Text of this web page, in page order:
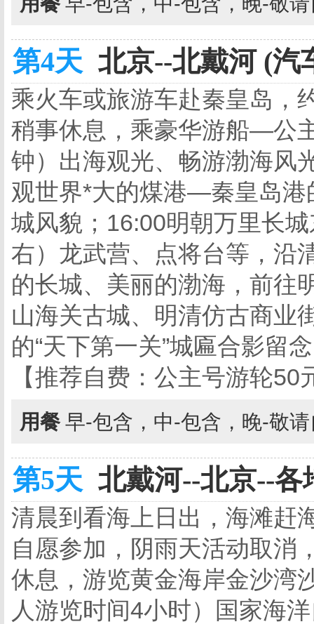
第4天 北京--北戴河 (汽
乘火车或旅游车赴秦皇岛，
稍事休息，乘豪华游船—公
钟）出海观光、畅游渤海风
观世界*大的煤港—秦皇岛港
城风貌；16:00明朝万里长
右）龙武营、点将台等，沿
的长城、美丽的渤海，前往
山海关古城、明清仿古商业
的“天下第一关”城匾合影留念
【推荐自费：公主号游轮50
用餐 早-包含，中-包含，晚-敬
第5天 北戴河--北京--各
清晨到看海上日出，海滩赶
自愿参加，阴雨天活动取消
休息，游览黄金海岸金沙湾
人游览时间4小时）国家海